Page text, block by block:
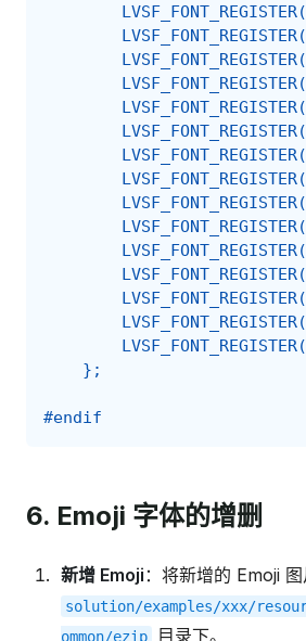
    };
#endif
6. Emoji 字体的增删
新增 Emoji ：将新增的 Emoji
solution/examples/xxx/
ommon/ezip
目录下。